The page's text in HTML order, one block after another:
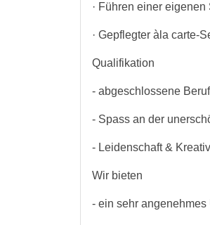
· Führen einer eigenen
· Gepflegter àla carte-
Qualifikation
- abgeschlossene
- Spass an der
- Leidenschaft &
Wir bieten
- ein sehr